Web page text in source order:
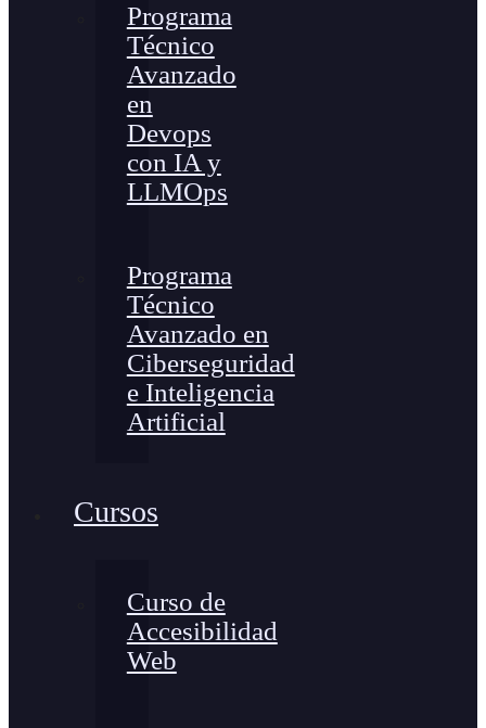
Programa
Técnico
Avanzado
en
Devops
con IA y
LLMOps
Programa
Técnico
Avanzado en
Ciberseguridad
e Inteligencia
Artificial
Cursos
Curso de
Accesibilidad
Web